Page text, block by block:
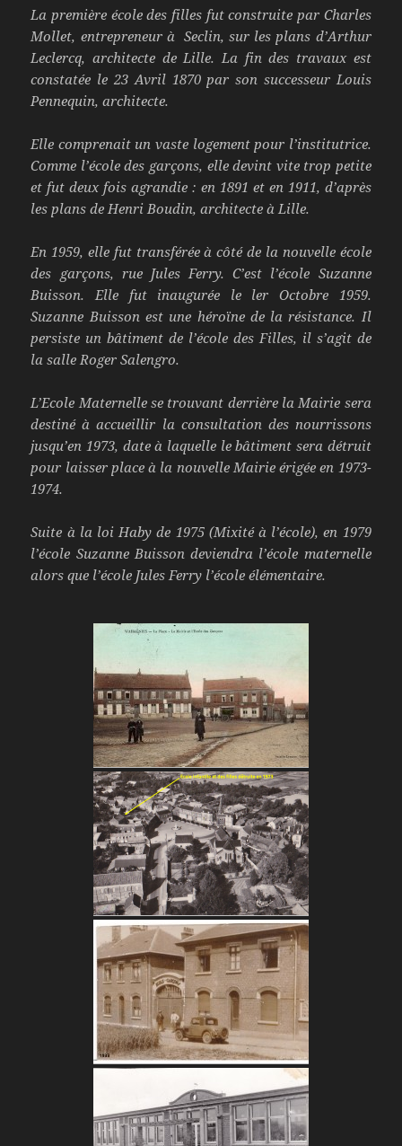
La première école des filles fut construite par Charles
Mollet, entrepreneur à Seclin, sur les plans d’Arthur
Leclercq, architecte de Lille. La fin des travaux est
constatée le 23 Avril 1870 par son successeur Louis
Pennequin, architecte.
Elle comprenait un vaste logement pour l’institutrice.
Comme l’école des garçons, elle devint vite trop petite
et fut deux fois agrandie : en 1891 et en 1911, d’après
les plans de Henri Boudin, architecte à Lille.
En 1959, elle fut transférée à côté de la nouvelle école
des garçons, rue Jules Ferry. C’est l’école Suzanne
Buisson. Elle fut inaugurée le ler Octobre 1959.
Suzanne Buisson est une héroïne de la résistance. Il
persiste un bâtiment de l’école des Filles, il s’agit de
la salle Roger Salengro.
L’Ecole Maternelle se trouvant derrière la Mairie sera
destiné à accueillir la consultation des nourrissons
jusqu’en 1973, date à laquelle le bâtiment sera détruit
pour laisser place à la nouvelle Mairie érigée en 1973-
1974.
Suite à la loi Haby de 1975 (Mixité à l’école), en 1979
l’école Suzanne Buisson deviendra l’école maternelle
alors que l’école Jules Ferry l’école élémentaire.